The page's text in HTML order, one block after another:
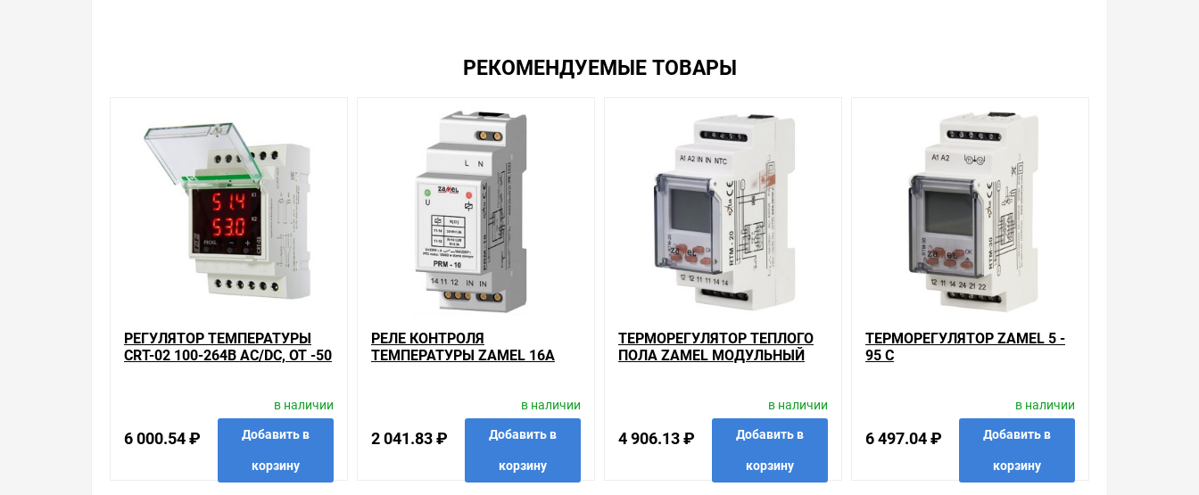
одномодульный корпус,
монтаж на шине ТН 35,
выход реле с максимальной
нагрузочной способностью 16А.
Характеристики:Выводы питания: L, N
Номинальное напряжение питания: 230 V~
Толеранс напряжения питания: -15 до +10 %
Номинальная частота: 50 / 60 Hz
Номинальное потребление тока: 33 мА
Контрольная лампочка напряжения питания: зеленый диод LED
Выводы датчика NTC: IN, IN
Гистерезис: ± 1 °
Выводы реле: 11, 12, 14
Контрольная лампочка включения приемного устройства: красный диод LED
Уважаемые покупатели.
необходимо уточнить у менеджеров, которые с удовольствием помогут Вам в выборе оборудования и оформлении на него заказа.
РЕКОМЕНДУЕМЫЕ ТОВАРЫ
РЕГУЛЯТОР ТЕМПЕРАТУРЫ
CRT-02 100-264В AC/DC, ОТ -50
6 000.54 ₽
в наличии
Добавить в
корзину
РЕЛЕ КОНТРОЛЯ
ТЕМПЕРАТУРЫ ZAMEL 16А
2 041.83 ₽
в наличии
Добавить в
корзину
ТЕРМОРЕГУЛЯТОР ТЕПЛОГО
ПОЛА ZAMEL МОДУЛЬНЫЙ
4 906.13 ₽
в наличии
Добавить в
корзину
ТЕРМОРЕГУЛЯТОР ZAMEL 5 -
95 С
6 497.04 ₽
в наличии
Добавить в
корзину